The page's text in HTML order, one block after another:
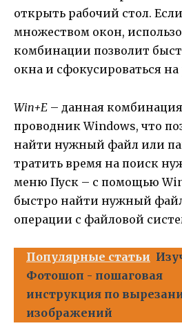
открыть рабочий стол.
множеством окон,
комбинации позволит
окна и сфокусироваться на
Win+E – данная
проводник Windows, что
найти нужный файл или
тратить время на поиск
меню Пуск – с помощью
быстро найти нужный
операции с файловой
Популярные статьи
Фотошоп - пошаговая
инструкция по
изображений